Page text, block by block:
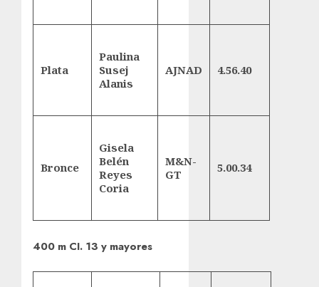
Plata
Paulina
Susej
Alanis
AJNAD 4.56.40
Bronce
Gisela
Belén
Reyes
Coria
M&N-
GT
5.00.34
400 m CI. 13 y mayores